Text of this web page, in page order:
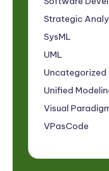
Strategic
SysML
UML
Uncategorized
Unified
Visual
VPasCode